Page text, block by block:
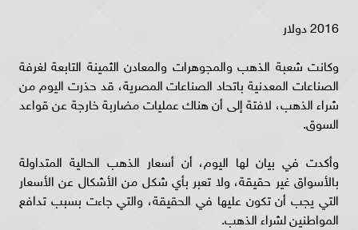
2016 دولار
وكانت شعبة الذهب والمجوهرات والمعادن الثمينة التابعة لغرفة
الصناعات المعدنية باتحاد الصناعات المصرية، قد حذرت اليوم من
شراء الذهب، لافتة إلى أن هناك عمليات مضاربة خارجة عن قواعد
السوق.
وأكدت في بيان لها اليوم، أن أسعار الذهب الحالية المتداولة
بالأسواق غير حقيقة، ولا تعبر بأي شكل من الأشكال عن الأسعار
التي يجب أن تكون عليها في الحقيقة، والتي جاءت بسبب تدافع
المواطنين لشراء الذهب.